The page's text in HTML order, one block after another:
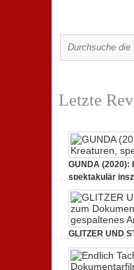
Letzte
GUNDA
spektakulär
GLITZER UND
Dokumentarfilm.
3. Oktober 2020,